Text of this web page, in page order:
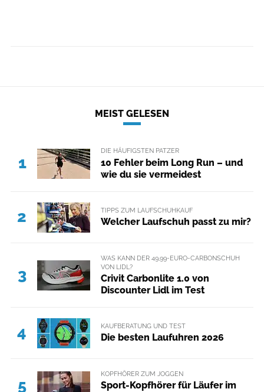
MEIST GELESEN
1
DIE HÄUFIGSTEN PATZER
10 Fehler beim Long Run – und
wie du sie vermeidest
2 TIPPS ZUM LAUFSCHUHKAUF
Welcher Laufschuh passt zu mir?
3
WAS KANN DER 49,99-EURO-CARBONSCHUH
VON LIDL?
Crivit Carbonlite 1.0 von
Discounter Lidl im Test
4 KAUFBERATUNG UND TEST
Die besten Laufuhren 2026
5
KOPFHÖRER ZUM JOGGEN
Sport-Kopfhörer für Läufer im